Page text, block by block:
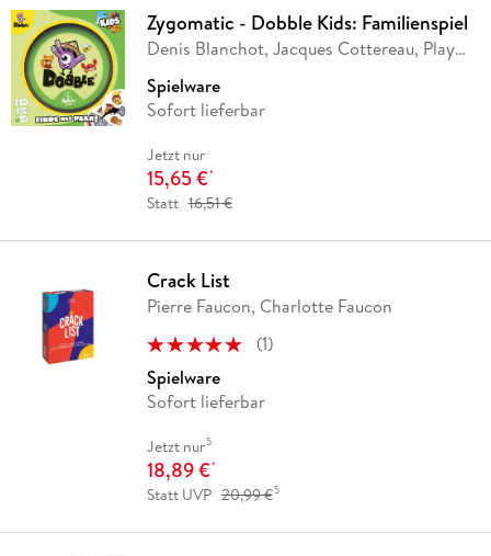
Zygomatic - Dobble Kids: Familienspiel
Denis Blanchot, Jacques Cottereau, Play
Spielware
Sofort lieferbar
Jetzt nur
15,65 €*
Statt 16,51 €
Crack List
Pierre Faucon, Charlotte Faucon
(1)
Spielware
Sofort lieferbar
Jetzt nur5
18,89 €*
Statt UVP 20,99 €5